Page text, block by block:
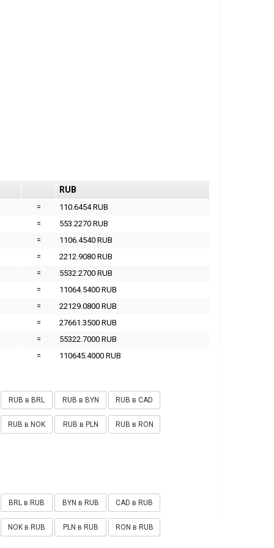
RUB
=
110.6454 RUB
=
553.2270 RUB
=
1106.4540 RUB
=
2212.9080 RUB
=
5532.2700 RUB
=
11064.5400 RUB
=
22129.0800 RUB
=
27661.3500 RUB
=
55322.7000 RUB
=
110645.4000 RUB
RUB в BRL RUB в BYN RUB в CAD
RUB в NOK RUB в PLN RUB в RON
BRL в RUB BYN в RUB CAD в RUB
NOK в RUB PLN в RUB RON в RUB